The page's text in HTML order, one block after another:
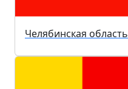
Челябинская область